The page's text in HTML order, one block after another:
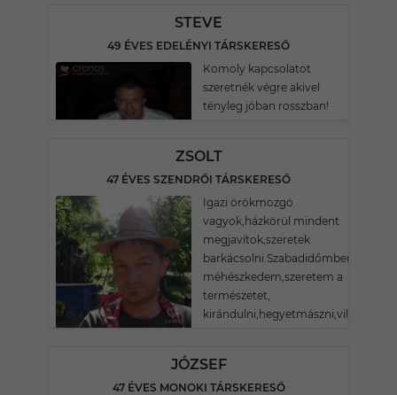
STEVE
49 ÉVES EDELÉNYI TÁRSKERESŐ
Komoly kapcsolatot
szeretnék végre akivel
tényleg jóban rosszban!
ZSOLT
47 ÉVES SZENDRŐI TÁRSKERESŐ
Igazi örökmozgó
vagyok,házkörül mindent
megjavítok,szeretek
barkácsolni.Szabadidőmben
méhészkedem,szeretem a
természetet,
JÓZSEF
47 ÉVES MONOKI TÁRSKERESŐ